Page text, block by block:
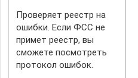
Проверяет реестр на
ошибки. Если ФСС не
примет реестр, вы
сможете посмотреть
протокол ошибок.